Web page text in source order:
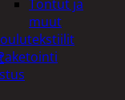
Tontut ja
muut